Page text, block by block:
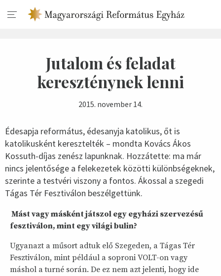
Jutalom és feladat
kereszténynek lenni
2015. november 14.
Édesapja református, édesanyja katolikus, őt is
katolikusként keresztelték – mondta Kovács Ákos
Kossuth-díjas zenész lapunknak. Hozzátette: ma már
nincs jelentősége a felekezetek közötti különbségeknek,
szerinte a testvéri viszony a fontos. Ákossal a szegedi
Tágas Tér Fesztiválon beszélgettünk.
Mást vagy másként játszol egy egyházi szervezésű
fesztiválon, mint egy világi bulin?
Ugyanazt a műsort adtuk elő Szegeden, a Tágas Tér
Fesztiválon, mint például a soproni VOLT-on vagy
máshol a turné során. De ez nem azt jelenti, hogy ide